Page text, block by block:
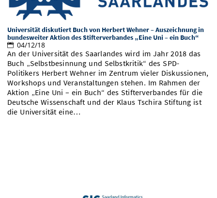
Vom Studium in den Beruf
Study Scheduler
Bibliothek
Open Science/Open Access
Start-ups
IT-Themenabend
Ranking
Zahlen & Fakten
Preise, Auszeichnungen und Förderungen
Kontakt
SIC Merchandise
SIC Podcast
AnsprechpartnerInnen, Personen, Forschungsgruppen
Termine, Vorträge und Veranstaltungen
Alumni
Universität diskutiert Buch von Herbert Wehner – Auszeichnung in
bundesweiter Aktion des Stifterverbandes „Eine Uni – ein Buch“
04/12/18
An der Universität des Saarlandes wird im Jahr 2018 das
Buch „Selbstbesinnung und Selbstkritik“ des SPD-
Politikers Herbert Wehner im Zentrum vieler Diskussionen,
Workshops und Veranstaltungen stehen. Im Rahmen der
Aktion „Eine Uni – ein Buch“ des Stifterverbandes für die
Deutsche Wissenschaft und der Klaus Tschira Stiftung ist
die Universität eine…